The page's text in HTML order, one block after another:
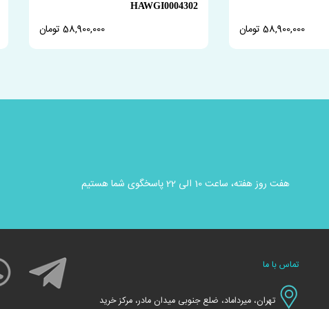
58,900,000 تومان
HAWGI0004302
58,900,000 تومان
هفت روز هفته، ساعت 10 الی 22 پاسخگوی شما هستیم
تماس با ما
تهران، میرداماد، ضلع جنوبی میدان مادر، مرکز خرید